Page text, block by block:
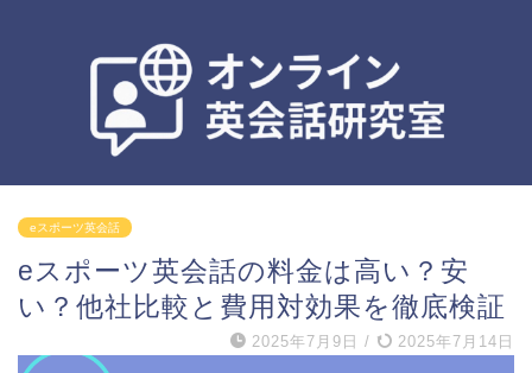
eスポーツ英会話
eスポーツ英会話の料金は高い？安
い？他社比較と費用対効果を徹底検証
2025年7月9日 / 2025年7月14日